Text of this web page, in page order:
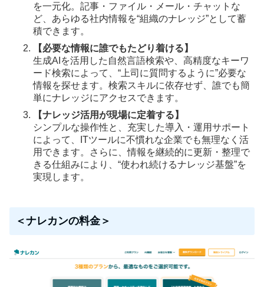
を一元化。記事・ファイル・メール・チャットな
ど、あらゆる社内情報を“組織のナレッジ”として蓄
積できます。
【必要な情報に誰でもたどり着ける】
生成AIを活用した自然言語検索や、高精度なキーワ
ード検索によって、“上司に質問するように”必要な
情報を探せます。検索スキルに依存せず、誰でも簡
単にナレッジにアクセスできます。
【ナレッジ活用が現場に定着する】
シンプルな操作性と、充実した導入・運用サポート
によって、ITツールに不慣れな企業でも無理なく活
用できます。さらに、情報を継続的に更新・整理で
きる仕組みにより、“使われ続けるナレッジ基盤”を
実現します。
＜ナレカンの料金＞